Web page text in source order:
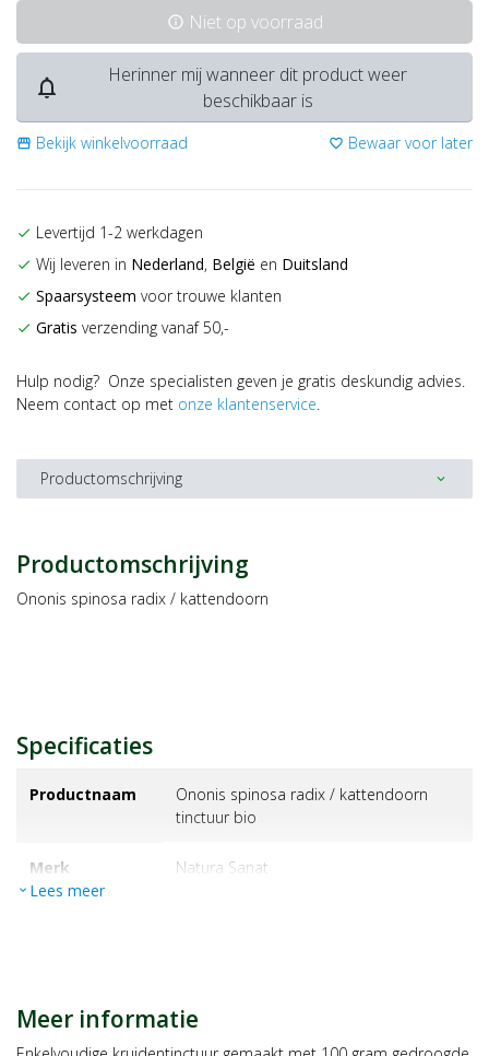
info Niet op voorraad
notifications_none
Herinner mij wanneer dit product weer
beschikbaar is
storefront Bekijk winkelvoorraad favorite_border Bewaar voor later
check Levertijd 1-2 werkdagen
check Wij leveren in Nederland, België en Duitsland
check Spaarsysteem voor trouwe klanten
check Gratis verzending vanaf 50,-
Hulp nodig? Onze specialisten geven je gratis deskundig advies.
Neem contact op met onze klantenservice.
Productomschrijving expand_more
Productomschrijving
Ononis spinosa radix / kattendoorn
Specificaties
Productnaam
Ononis spinosa radix / kattendoorn
tinctuur bio
Merk natura sanat
Maat/inhoud: 100ml
expand_more Lees meer
Meer informatie